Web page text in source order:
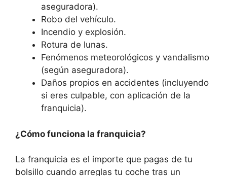
aseguradora).
Robo del vehículo.
Incendio y explosión.
Rotura de lunas.
Fenómenos meteorológicos y vandalismo
(según aseguradora).
Daños propios en accidentes (incluyendo
si eres culpable, con aplicación de la
franquicia).
¿Cómo funciona la franquicia?
La franquicia es el importe que pagas de tu
bolsillo cuando arreglas tu coche tras un